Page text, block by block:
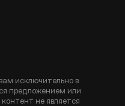
исключительно в
предложением или
не является